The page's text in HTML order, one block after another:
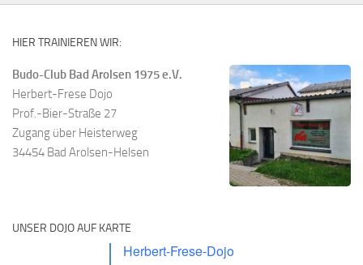
HIER TRAINIEREN WIR:
Budo-Club Bad Arolsen 1975 e.V.
Herbert-Frese Dojo
Prof.-Bier-Straße 27
Zugang über Heisterweg
34454 Bad Arolsen-Helsen
UNSER DOJO AUF KARTE
Herbert-Frese-Dojo